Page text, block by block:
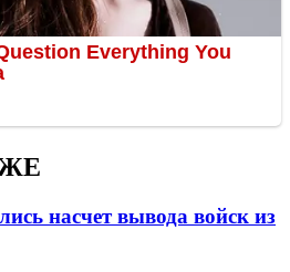
насчет вывода войск из